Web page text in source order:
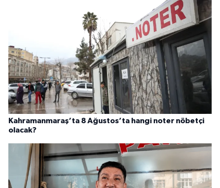
Kahramanmaraş’ta 8 Ağustos’ta hangi noter nöbetçi
olacak?